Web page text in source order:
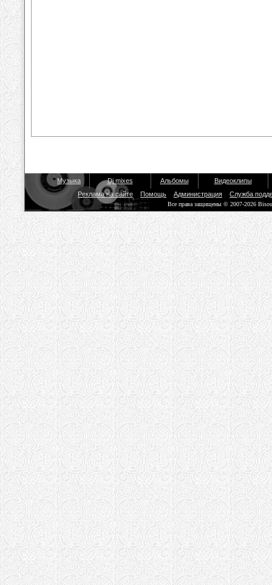
Музыка Dj mixes Альбомы
Видеоклипы
Реклама на сайте
Помощь Администрация Служба
Все права защищены © 2007-2026